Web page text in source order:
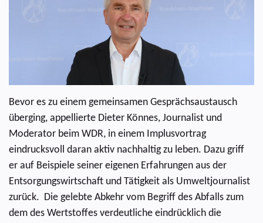
Bevor es zu einem gemeinsamen Gesprächsaustausch
überging, appellierte Dieter Könnes, Journalist und
Moderator beim WDR, in einem Implusvortrag
eindrucksvoll daran aktiv nachhaltig zu leben. Dazu griff
er auf Beispiele seiner eigenen Erfahrungen aus der
Entsorgungswirtschaft und Tätigkeit als Umweltjournalist
zurück. Die gelebte Abkehr vom Begriff des Abfalls zum
dem des Wertstoffes verdeutliche eindrücklich die